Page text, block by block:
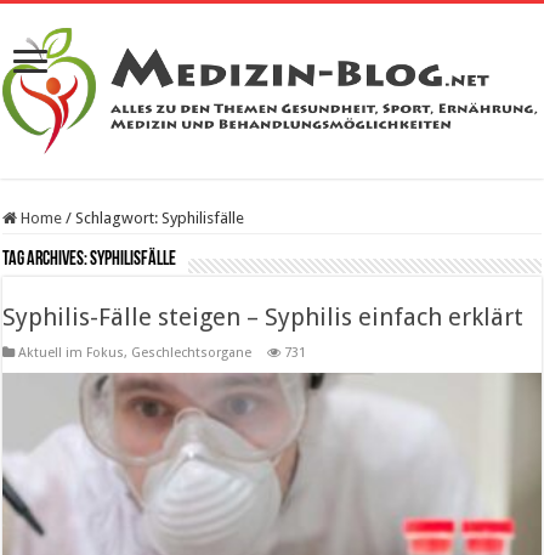
Home / Schlagwort:Syphilisfälle
Tag Archives:Syphilisfälle
Syphilis-Fälle steigen – Syphilis einfach erklärt
Aktuell im Fokus, Geschlechtsorgane 731